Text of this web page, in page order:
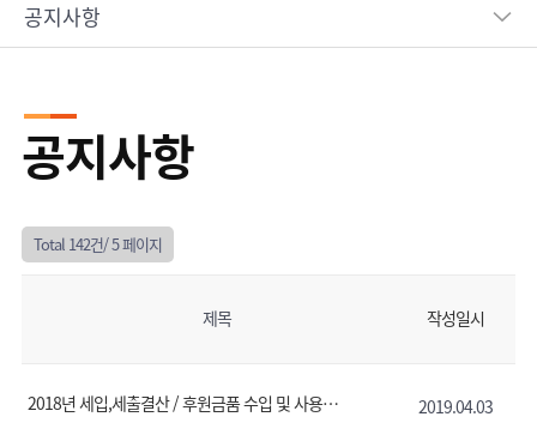
공지사항
공지사항
Total 142건/5 페이지
제목 작성일시
2018년 세입,세출결산 / 후원금품 수입 및 사용결과보고 2019.04.03